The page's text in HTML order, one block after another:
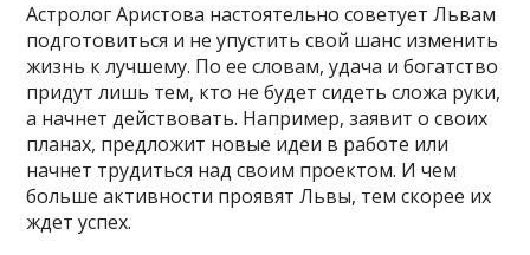
Астролог Аристова настоятельно советует Львам
подготовиться и не упустить свой шанс изменить
жизнь к лучшему. По ее словам, удача и богатство
придут лишь тем, кто не будет сидеть сложа руки,
а начнет действовать. Например, заявит о своих
планах, предложит новые идеи в работе или
начнет трудиться над своим проектом. И чем
больше активности проявят Львы, тем скорее их
ждет успех.